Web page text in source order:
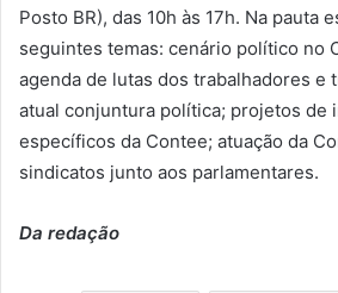
Posto BR), das 10h às 17h. Na pauta
seguintes temas: cenário político no
agenda de lutas dos trabalhadores e
atual conjuntura política; projetos de
específicos da Contee; atuação da
sindicatos junto aos parlamentares.
Da redação